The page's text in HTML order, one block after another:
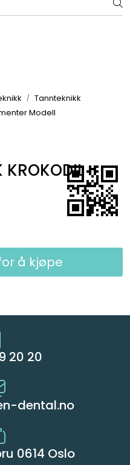
fordeler. Les mer!
Tannteknikk
Modell
å kjøpe
20 20
dental.no
0614 Oslo